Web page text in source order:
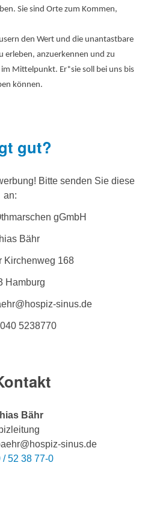
Sie sind Orte zum Kommen,
den Wert und die unantastbare
erleben, anzuerkennen und zu
Mittelpunkt. Er*sie soll bei uns bis
können.
gut?
Bitte senden Sie diese
an:
gGmbH
Bähr
Kirchenweg 168
Hamburg
sinus.de
5238770
Bähr
sinus.de
/ 52 38 77-0